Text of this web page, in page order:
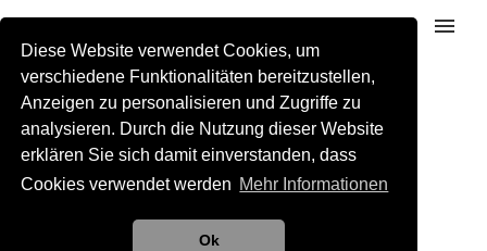
Diese Website verwendet Cookies, um
verschiedene Funktionalitäten bereitzustellen,
Anzeigen zu personalisieren und Zugriffe zu
analysieren. Durch die Nutzung dieser Website
erklären Sie sich damit einverstanden, dass
Cookies verwendet werden Mehr Informationen
Ok